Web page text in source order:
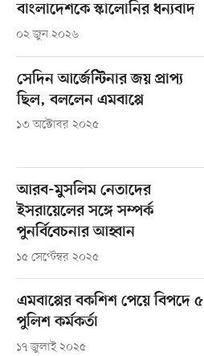
বাংলাদেশকে স্কালোনির ধন্যবাদ
০২ জুন ২০২৬
সেদিন আর্জেন্টিনার জয় প্রাপ্য
ছিল, বললেন এমবাপ্পে
১৩ অক্টোবর ২০২৫
আরব-মুসলিম নেতাদের
ইসরায়েলের সঙ্গে সম্পর্ক
পুনর্বিবেচনার আহ্বান
১৫ সেপ্টেম্বর ২০২৫
এমবাপ্পের বকশিশ পেয়ে বিপদে ৫
পুলিশ কর্মকর্তা
১৭ জুলাই ২০২৫